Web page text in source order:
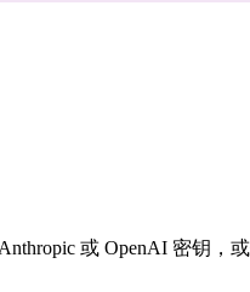
或 OpenAI 密钥，